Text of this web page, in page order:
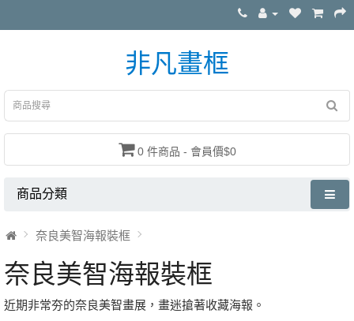
非凡畫框
0 件商品 - 會員價$0
商品分類
奈良美智海報裝框
奈良美智海報裝框
近期非常夯的奈良美智畫展，畫迷搶著收藏海報。